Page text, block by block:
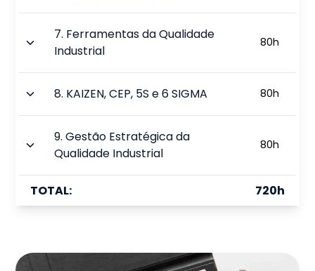
7. Ferramentas da Qualidade
Industrial
80h
8. KAIZEN, CEP, 5S e 6 SIGMA 80h
9.Gestão Estratégica da
Qualidade Industrial
80h
TOTAL: 720h